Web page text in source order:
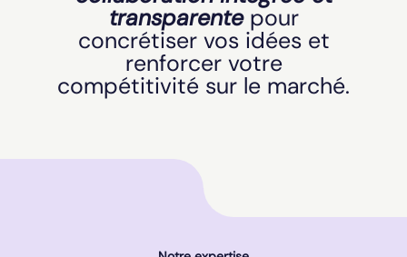
transparentepour
concrétiser vos idées et
renforcer votre
compétitivité sur le marché.